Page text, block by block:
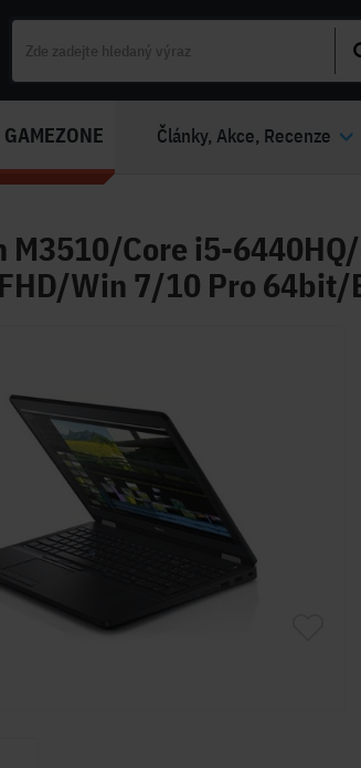
GAMEZONE Články, Akce, Recenze
M3510/Core i5-
Win 7/10 Pro 64bit/